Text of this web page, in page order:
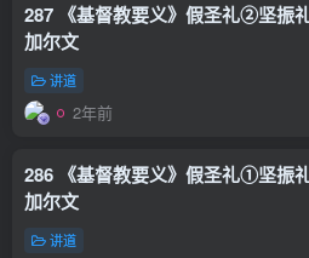
287 《基督教要义》假圣礼②坚振
加尔文
讲道
2年前
286 《基督教要义》假圣礼①坚振
加尔文
讲道